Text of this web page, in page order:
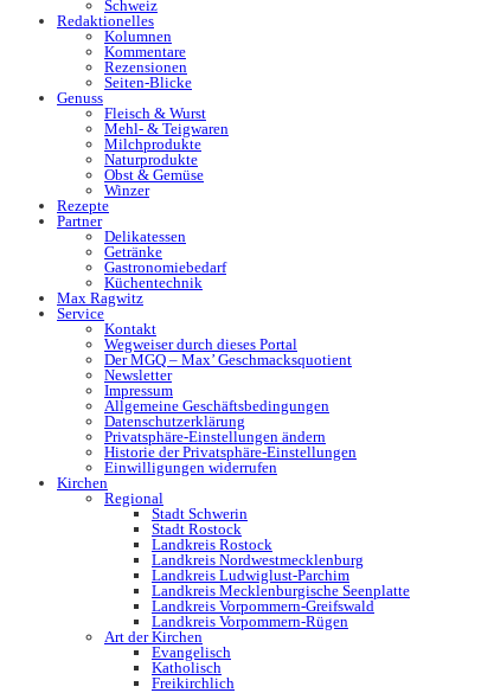
Schweiz
Redaktionelles
Kolumnen
Kommentare
Rezensionen
Seiten-Blicke
Genuss
Fleisch & Wurst
Mehl- & Teigwaren
Milchprodukte
Naturprodukte
Obst & Gemüse
Winzer
Rezepte
Partner
Delikatessen
Getränke
Gastronomiebedarf
Küchentechnik
Max Ragwitz
Service
Kontakt
Wegweiser durch dieses Portal
Der MGQ – Max’ Geschmacksquotient
Newsletter
Impressum
Allgemeine Geschäftsbedingungen
Datenschutzerklärung
Privatsphäre-Einstellungen ändern
Historie der Privatsphäre-Einstellungen
Einwilligungen widerrufen
Kirchen
Regional
Stadt Schwerin
Stadt Rostock
Landkreis Rostock
Landkreis Nordwestmecklenburg
Landkreis Ludwiglust-Parchim
Landkreis Mecklenburgische Seenplatte
Landkreis Vorpommern-Greifswald
Landkreis Vorpommern-Rügen
Art der Kirchen
Evangelisch
Katholisch
Freikirchlich